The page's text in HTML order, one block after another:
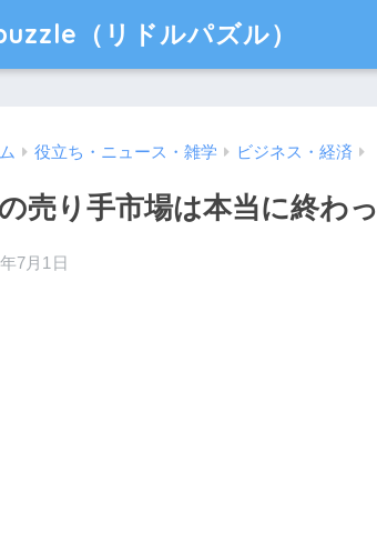
（リドルパズル）
役立ち・ニュース・雑学 ビジネス・経済
売り手市場は本当に終わ
7月1日